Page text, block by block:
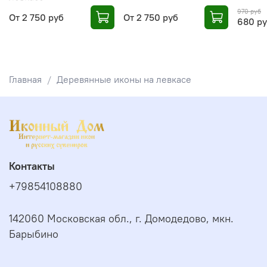
От 2 750 руб От 2 750 руб 970 руб
680
Главная Деревянные иконы на левкасе
Контакты
+79854108880
142060 Московская обл., г. Домодедово, мкн.
Барыбино